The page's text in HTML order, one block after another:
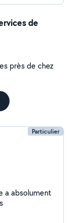
de
près de chez
Particulier
a absolument